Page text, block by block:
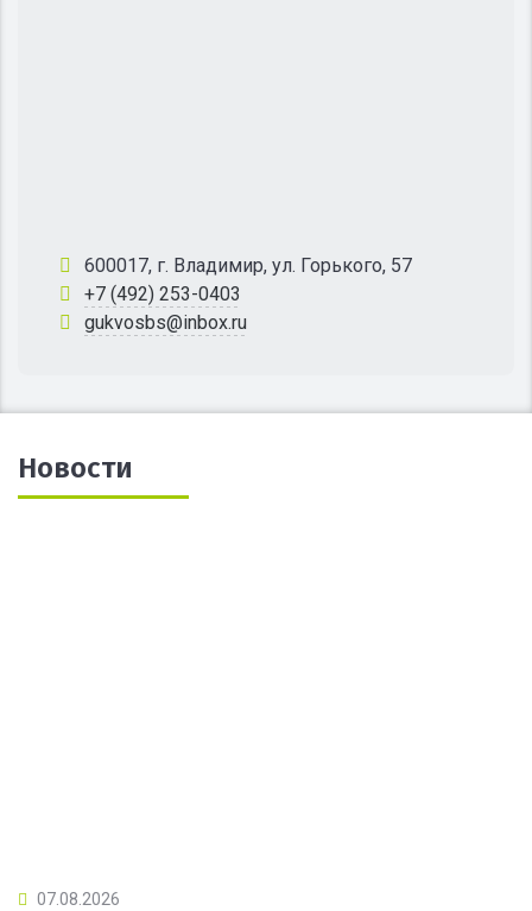
600017, г. Владимир, ул. Горького, 57
+7 (492) 253-0403
gukvosbs@inbox.ru
Новости
07.08.2026